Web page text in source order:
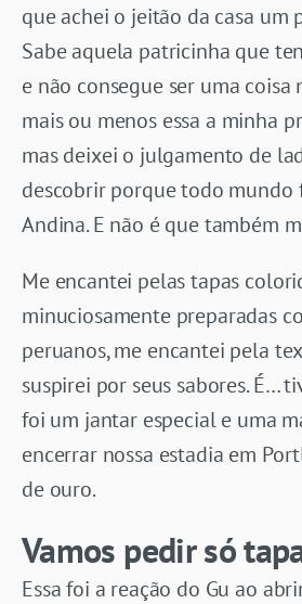
que achei o jeitão da casa um
Sabe aquela patricinha que
e não consegue ser uma coisa
mais ou menos essa a minha
mas deixei o julgamento de
descobrir porque todo mundo
Andina. E não é que também
Me encantei pelas tapas
minuciosamente preparadas
peruanos, me encantei pela
suspirei por seus sabores. É…
foi um jantar especial e uma
encerrar nossa estadia em
de ouro.
Vamos pedir só
Essa foi a reação do Gu ao